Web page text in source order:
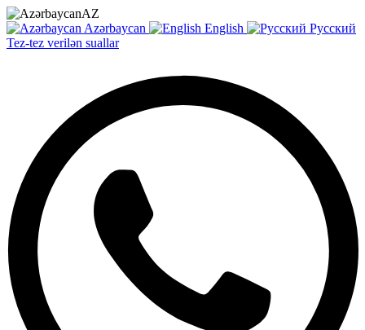
AZ
Azərbaycan
English
Русский
Tez-tez verilən suallar